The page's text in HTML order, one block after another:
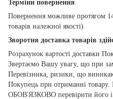
Терміни повернення
Повернення можливе протягом
товарів належної якості).
Зворотня доставка товарів
Розрахунок вартості доставки
Звертаємо Вашу увагу, що при
Перевізника, ризики, що
Покупець при отриманні
ОБОВ'ЯЗКОВО перевірити його і